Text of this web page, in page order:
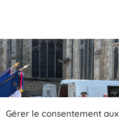
Gérer le consentement aux